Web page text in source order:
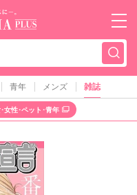
秋水社PLUS（テ
青年 メンズ 雑誌
女性･ペット･青年